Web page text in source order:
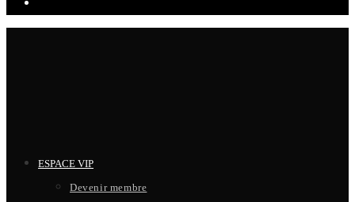
ESPACE VIP
Devenir membre